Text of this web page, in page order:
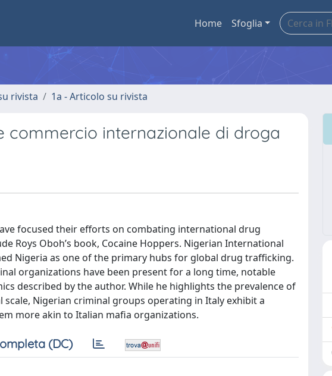
Home Sfoglia
rivista 1a - Articolo su rivista
commercio internazionale di droga
focused their efforts on combating international drug
Roys Oboh’s book, Cocaine Hoppers. Nigerian International
Nigeria as one of the primary hubs for global drug trafficking.
organizations have been present for a long time, notable
described by the author. While he highlights the prevalence of
Nigerian criminal groups operating in Italy exhibit a
more akin to Italian mafia organizations.
(DC)